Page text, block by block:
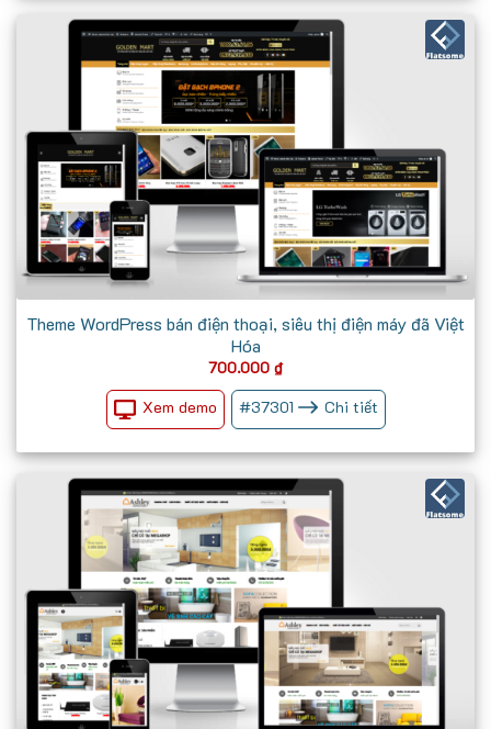
Theme WordPress bán điện thoại, siêu thị điện máy đã Việt
Hóa
700.000 ₫
Xem demo #37301 Chi tiết